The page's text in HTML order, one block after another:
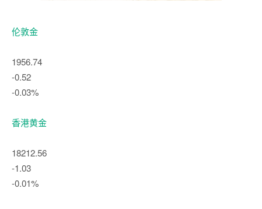
伦敦金
1956.74
-0.52
-0.03%
香港黄金
18212.56
-1.03
-0.01%